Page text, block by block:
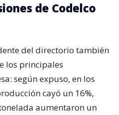
de Codelco
del directorio también
los principales
según expuso, en los
cayó un 16%,
aumentaron un